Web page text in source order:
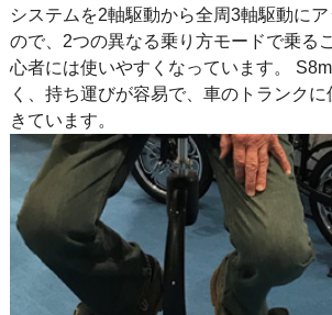
システムを2軸駆動から全周3軸駆動に
ので、2つの異なる乗り方モードで乗る
心者には使いやすくなっています。
く、持ち運びが容易で、車のトランク
きています。